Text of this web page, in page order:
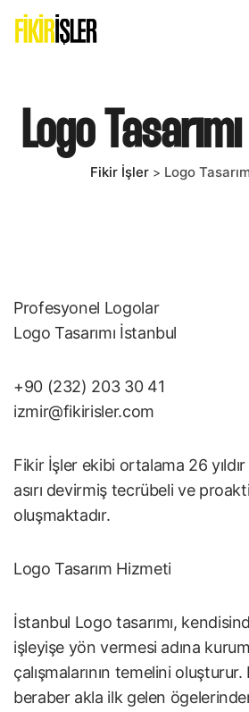
Logo
Fikir İşler > Logo
Profesyonel Logolar
Logo Tasarımı İstanbul
+90 (232) 203 30 41
izmir@fikirisler.com
Fikir İşler ekibi ortalama 26
asırı devirmiş tecrübeli ve
oluşmaktadır.
Logo Tasarım Hizmeti
İstanbul Logo tasarımı,
işleyişe yön vermesi adına
çalışmalarının temelini oluşturur.
beraber akla ilk gelen